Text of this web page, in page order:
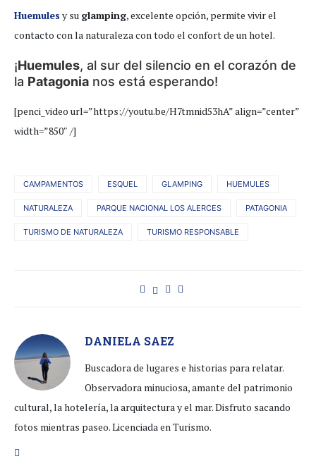
Huemules y su glamping, excelente opción, permite vivir el
contacto con la naturaleza con todo el confort de un hotel.
¡Huemules, al sur del silencio en el corazón de
la Patagonia nos está esperando!
[penci_video url=”https://youtu.be/H7tmnid53hA” align=”center”
width=”850″ /]
CAMPAMENTOS ESQUEL GLAMPING HUEMULES
NATURALEZA PARQUE NACIONAL LOS ALERCES PATAGONIA
TURISMO DE NATURALEZA TURISMO RESPONSABLE
DANIELA SAEZ
Buscadora de lugares e historias para relatar.
Observadora minuciosa, amante del patrimonio
cultural, la hotelería, la arquitectura y el mar. Disfruto sacando
fotos mientras paseo. Licenciada en Turismo.